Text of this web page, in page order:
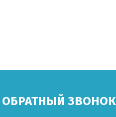
ОБРАТНЫЙ ЗВОНОК